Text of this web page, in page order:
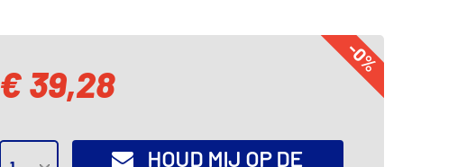
-0%
€ 39,28
HOUD MIJ OP DE